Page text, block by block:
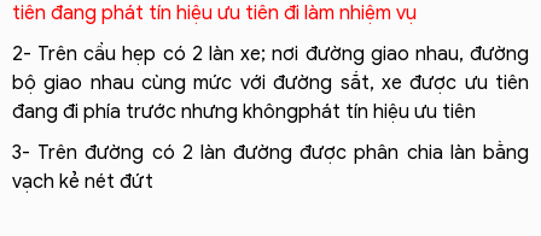
tiên đang phát tín hiệu ưu tiên đi làm nhiệm vụ
2- Trên cầu hẹp có 2 làn xe; nơi đường giao nhau, đường
bộ giao nhau cùng mức với đường sắt, xe được ưu tiên
đang đi phía trước nhưng khôngphát tín hiệu ưu tiên
3- Trên đường có 2 làn đường được phân chia làn bằng
vạch kẻ nét đứt